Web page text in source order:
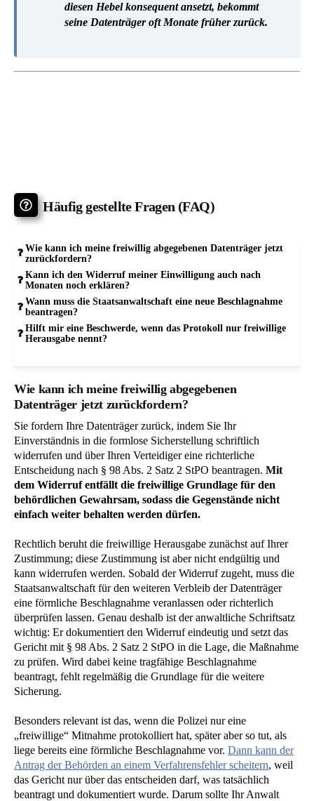
diesen Hebel konsequent ansetzt, bekommt
seine Datenträger oft Monate früher zurück.
Häufig gestellte Fragen (FAQ)
Wie kann ich meine freiwillig abgegebenen Datenträger jetzt
zurückfordern?
Kann ich den Widerruf meiner Einwilligung auch nach
Monaten noch erklären?
Wann muss die Staatsanwaltschaft eine neue Beschlagnahme
beantragen?
Hilft mir eine Beschwerde, wenn das Protokoll nur freiwillige
Herausgabe nennt?
Wie kann ich meine freiwillig abgegebenen
Datenträger jetzt zurückfordern?
Sie fordern Ihre Datenträger zurück, indem Sie Ihr
Einverständnis in die formlose Sicherstellung schriftlich
widerrufen und über Ihren Verteidiger eine richterliche
Entscheidung nach § 98 Abs. 2 Satz 2 StPO beantragen. Mit
dem Widerruf entfällt die freiwillige Grundlage für den
behördlichen Gewahrsam, sodass die Gegenstände nicht
einfach weiter behalten werden dürfen.
Rechtlich beruht die freiwillige Herausgabe zunächst auf Ihrer
Zustimmung; diese Zustimmung ist aber nicht endgültig und
kann widerrufen werden. Sobald der Widerruf zugeht, muss die
Staatsanwaltschaft für den weiteren Verbleib der Datenträger
eine förmliche Beschlagnahme veranlassen oder richterlich
überprüfen lassen. Genau deshalb ist der anwaltliche Schriftsatz
wichtig: Er dokumentiert den Widerruf eindeutig und setzt das
Gericht mit § 98 Abs. 2 Satz 2 StPO in die Lage, die Maßnahme
zu prüfen. Wird dabei keine tragfähige Beschlagnahme
beantragt, fehlt regelmäßig die Grundlage für die weitere
Sicherung.
Besonders relevant ist das, wenn die Polizei nur eine
„freiwillige“ Mitnahme protokolliert hat, später aber so tut, als
liege bereits eine förmliche Beschlagnahme vor. Dann kann der
Antrag der Behörden an einem Verfahrensfehler scheitern, weil
das Gericht nur über das entscheiden darf, was tatsächlich
beantragt und dokumentiert wurde. Darum sollte Ihr Anwalt